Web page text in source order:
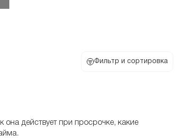
Фильтр и сортировка
действует при просрочке, какие